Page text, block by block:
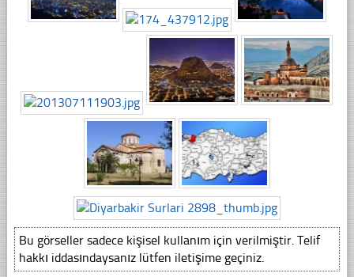
Bu görseller sadece kişisel kullanım için verilmiştir. Telif
hakkı iddasındaysanız lütfen iletişime geçiniz.